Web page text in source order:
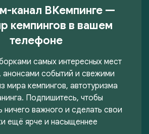
канал ВКемпинге —
кемпингов в вашем
телефоне
самых интересных мест
анонсами событий и свежими
мира кемпингов, автотуризма
Подпишитесь, чтобы
ничего важного и сделать свои
ещё ярче и насыщеннее